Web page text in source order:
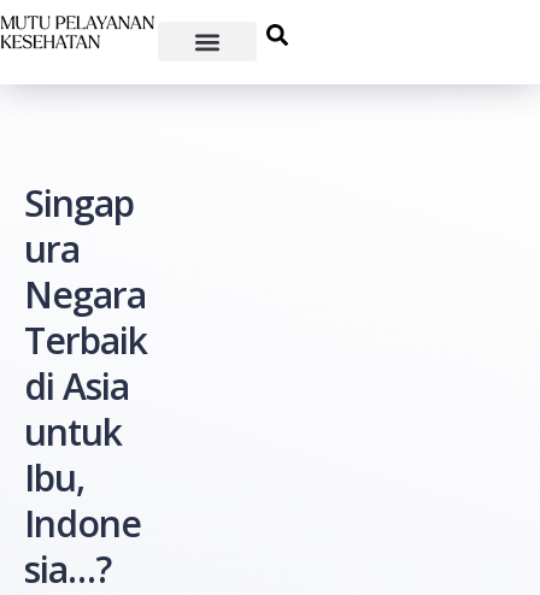
Singap
ura
Negara
Terbaik
di Asia
untuk
Ibu,
Indone
sia…?